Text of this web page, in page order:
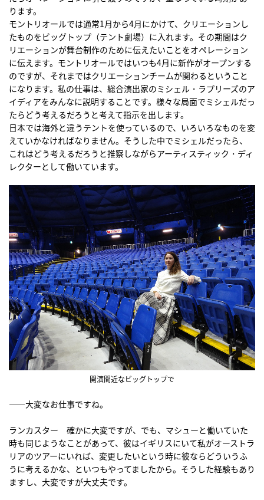
ります。
モントリオールでは通常1月から4月にかけて、クリエーションし
たものをビッグトップ（テント劇場）に入れます。その期間はク
リエーションが舞台制作のために伝えたいことをオペレーション
に伝えます。モントリオールではいつも4月に新作がオープンする
のですが、それまではクリエーションチームが関わるということ
になります。私の仕事は、総合演出家のミシェル・ラプリーズのア
イディアをみんなに説明することです。様々な局面でミシェルだっ
たらどう考えるだろうと考えて指示を出します。
日本では海外と違うテントを使っているので、いろいろなものを変
えていかなければなりません。そうした中でミシェルだったら、
これはどう考えるだろうと推察しながらアーティスティック・ディ
レクターとして働いています。
開演間近なビッグトップで
――大変なお仕事ですね。
ランカスター 確かに大変ですが、でも、マシューと働いていた
時も同じようなことがあって、彼はイギリスにいて私がオーストラ
リアのツアーにいれば、変更したいという時に彼ならどういうふ
うに考えるかな、といつもやってましたから。そうした経験もあり
ますし、大変ですが大丈夫です。